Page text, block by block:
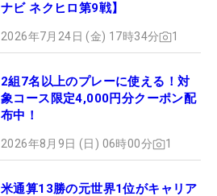
ナビ ネクヒロ第9戦】
2026年7月24日 (金) 17時34分 1
2組7名以上のプレーに使える！対
象コース限定4,000円分クーポン配
布中！
2026年8月9日 (日) 06時00分 1
米通算13勝の元世界1位がキャリア